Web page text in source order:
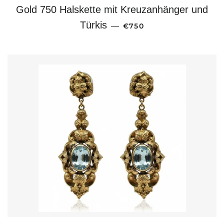
Gold 750 Halskette mit Kreuzanhänger und
Türkis — NORMALER PREIS
€750